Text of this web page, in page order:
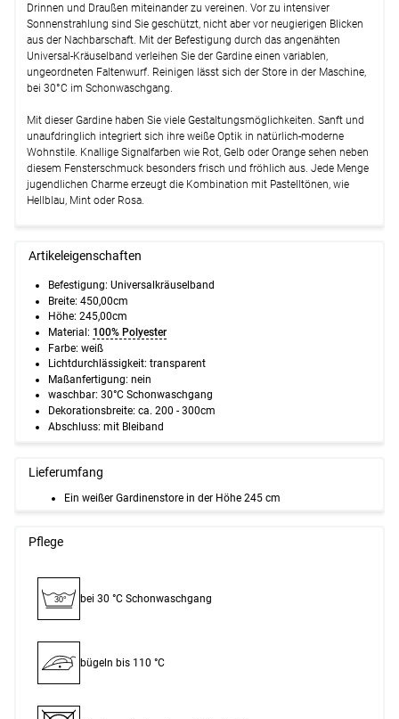
Optionen verfügbar, bitte konfigurieren.
Lysel - SET Opal 160cm Träger offen
Träger offen mit Endstücke Zylinder in
Weiß #1W (ab +63,45 EUR)
Optionen verfügbar, bitte konfigurieren.
Weiter
Drinnen und Draußen miteinander zu vereinen. Vor zu intensiver
Sonnenstrahlung sind Sie geschützt, nicht aber vor neugierigen Blicken
aus der Nachbarschaft. Mit der Befestigung durch das angenähten
Universal-Kräuselband verleihen Sie der Gardine einen variablen,
ungeordneten Faltenwurf. Reinigen lässt sich der Store in der Maschine,
bei 30°C im Schonwaschgang.
Mit dieser Gardine haben Sie viele Gestaltungsmöglichkeiten. Sanft und
unaufdringlich integriert sich ihre weiße Optik in natürlich-moderne
Wohnstile. Knallige Signalfarben wie Rot, Gelb oder Orange sehen neben
diesem Fensterschmuck besonders frisch und fröhlich aus. Jede Menge
jugendlichen Charme erzeugt die Kombination mit Pastelltönen, wie
Hellblau, Mint oder Rosa.
Artikeleigenschaften
Befestigung: Universalkräuselband
Breite: 450,00cm
Höhe: 245,00cm
Material: 100% Polyester
Farbe: weiß
Lichtdurchlässigkeit: transparent
Maßanfertigung: nein
waschbar: 30°C Schonwaschgang
Dekorationsbreite: ca. 200 - 300cm
Abschluss: mit Bleiband
Lieferumfang
Ein weißer Gardinenstore in der Höhe 245 cm
Pflege
30° bei 30 °C Schon­waschgang
bügeln bis 110 °C